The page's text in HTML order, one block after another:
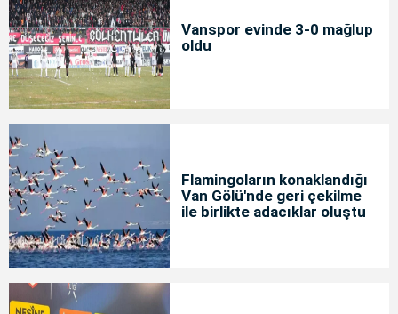
Vanspor evinde 3-0 mağlup
oldu
Flamingoların konaklandığı
Van Gölü'nde geri çekilme
ile birlikte adacıklar oluştu